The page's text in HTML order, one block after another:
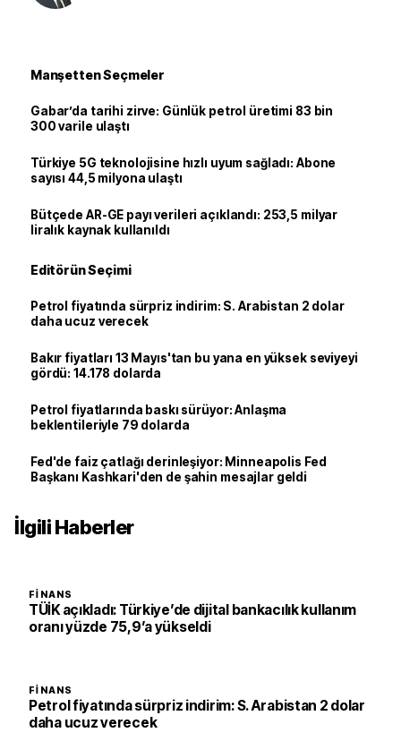
Manşetten Seçmeler
Gabar’da tarihi zirve: Günlük petrol üretimi 83 bin
300 varile ulaştı
Türkiye 5G teknolojisine hızlı uyum sağladı: Abone
sayısı 44,5 milyona ulaştı
Bütçede AR-GE payı verileri açıklandı: 253,5 milyar
liralık kaynak kullanıldı
Editörün Seçimi
Petrol fiyatında sürpriz indirim: S. Arabistan 2 dolar
daha ucuz verecek
Bakır fiyatları 13 Mayıs'tan bu yana en yüksek seviyeyi
gördü: 14.178 dolarda
Petrol fiyatlarında baskı sürüyor: Anlaşma
beklentileriyle 79 dolarda
Fed'de faiz çatlağı derinleşiyor: Minneapolis Fed
Başkanı Kashkari'den de şahin mesajlar geldi
İlgili Haberler
FINANS
TÜİK açıkladı: Türkiye’de dijital bankacılık kullanım
oranı yüzde 75,9’a yükseldi
FINANS
Petrol fiyatında sürpriz indirim: S. Arabistan 2 dolar
daha ucuz verecek